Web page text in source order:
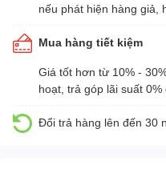
nếu phát hiện hàng giả,
Mua hàng tiết kiệm
Giá tốt hơn từ 10% -
hoạt, trả góp lãi suất
Đổi trả hàng lên đến 30